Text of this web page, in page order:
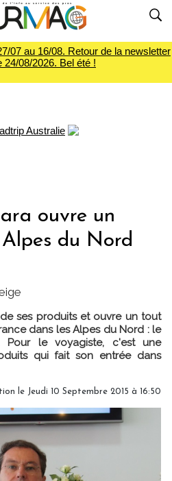
07 au 16/08. Retour de la newsletter
24/08/2026. Bel été !
ouvre un
du Nord
de ses produits et ouvre un tout
dans les Alpes du Nord : le
Pour le voyagiste, c'est une
qui fait son entrée dans
le Jeudi 10 Septembre 2015 à 16:50